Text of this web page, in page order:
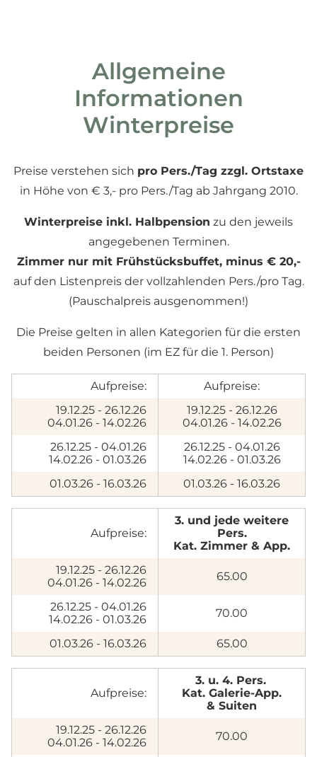
Restaurant
Familienurlaub
Winter
Kontakt & Anfrage
Allgemeine
Informationen
Winterpreise
Preise verstehen sich pro Pers./Tag zzgl. Ortstaxe
in Höhe von € 3,- pro Pers./Tag ab Jahrgang 2010.
Winterpreise inkl. Halbpension zu den jeweils
angegebenen Terminen.
Zimmer nur mit Frühstücksbuffet, minus € 20,-
auf den Listenpreis der vollzahlenden Pers./pro Tag.
(Pauschalpreis ausgenommen!)
Die Preise gelten in allen Kategorien für die ersten
beiden Personen (im EZ für die 1. Person)
Aufpreise:
Aufpreise:
19.12.25 - 26.12.26
04.01.26 - 14.02.26
19.12.25 - 26.12.26
04.01.26 - 14.02.26
26.12.25 - 04.01.26
14.02.26 - 01.03.26
26.12.25 - 04.01.26
14.02.26 - 01.03.26
01.03.26 - 16.03.26
01.03.26 - 16.03.26
Aufpreise:
3. und jede weitere
Pers.
Kat. Zimmer & App.
19.12.25 - 26.12.26
04.01.26 - 14.02.26
65.00
26.12.25 - 04.01.26
14.02.26 - 01.03.26
70.00
01.03.26 - 16.03.26 65.00
Aufpreise:
3. u. 4. Pers.
Kat. Galerie-App.
& Suiten
19.12.25 - 26.12.26
04.01.26 - 14.02.26
70.00